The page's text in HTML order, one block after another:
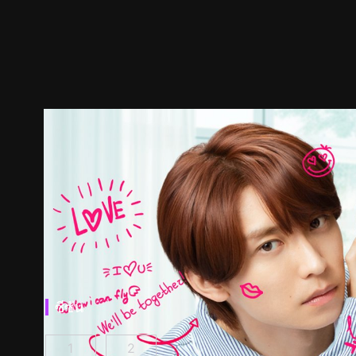
ซีซัน
ผมกลายเป็นซุป'ตาร์วาย ตอนที่ 1()
1 ผมกลายเป็นซุป'ตาร์วาย ซีซั่น 2 ตอนที่ 1
2